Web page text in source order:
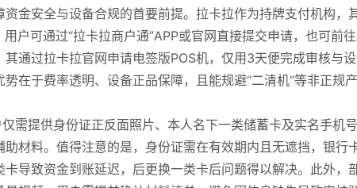
金安全与设备合规的首要前提。拉卡拉作为持牌支付机构，
户可通过“拉卡拉商户通”APP或官网直接提交申请，也可前
通过拉卡拉官网申请电签版POS机，仅用3天便完成审核与
在于费率透明、设备正品保障，且能规避“二清机”等非正规
需提供身份证正反面照片、本人名下一类储蓄卡及实名手机号
材料。值得注意的是，身份证需在有效期内且无遮挡，银行
导致资金到账延迟，后更换一类卡后问题得以解决。此外，